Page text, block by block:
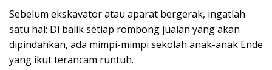
Sebelum ekskavator atau aparat bergerak, ingatlah
satu hal: Di balik setiap rombong jualan yang akan
dipindahkan, ada mimpi-mimpi sekolah anak-anak Ende
yang ikut terancam runtuh.